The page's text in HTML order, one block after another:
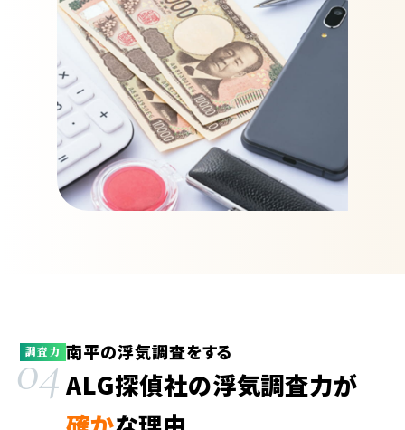
調査力
04南平の浮気調査をする
ALG探偵社の浮気調査力が